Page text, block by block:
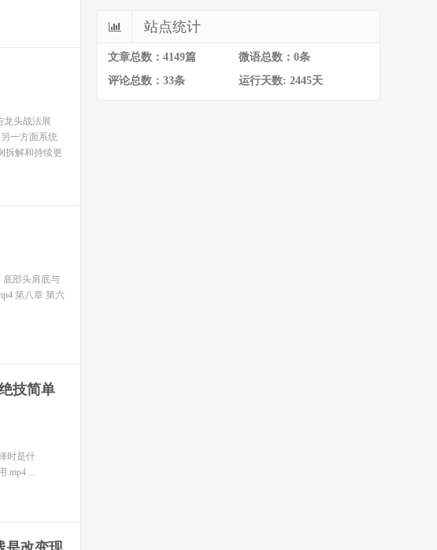
龙头战法展
一方面系统
拆解和持续更
部头肩底与
第八章 第六
技简单
时是什
.mp4 ...
站点统计
文章总数：4149篇
微语总数：0条
评论总数：33条
运行天数: 2445天